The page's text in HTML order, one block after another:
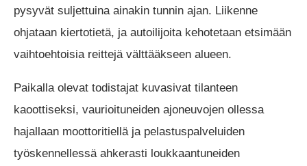
pysyvät suljettuina ainakin tunnin ajan. Liikenne
ohjataan kiertotietä, ja autoilijoita kehotetaan etsimään
vaihtoehtoisia reittejä välttääkseen alueen.
Paikalla olevat todistajat kuvasivat tilanteen
kaoottiseksi, vaurioituneiden ajoneuvojen ollessa
hajallaan moottoritiellä ja pelastuspalveluiden
työskennellessä ahkerasti loukkaantuneiden